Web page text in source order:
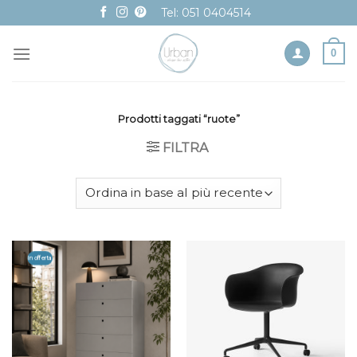
to
content
Tel: 051 0404514
0
Prodotti taggati “ruote”
FILTRA
In offerta